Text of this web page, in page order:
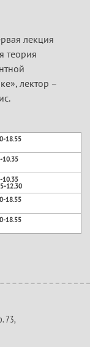
лекция
теория
лектор –
18.55
10.35
10.35
12.30
18.55
18.55
73,